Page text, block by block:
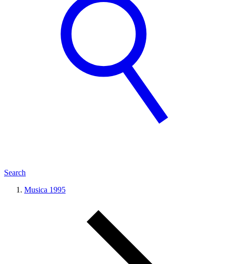
Search
Musica 1995